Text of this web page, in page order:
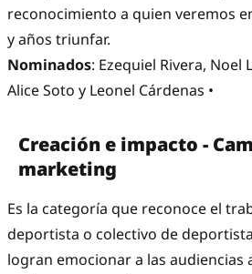
reconocimiento a quien veremos
y años triunfar.
Nominados: Ezequiel Rivera, Noel
Alice Soto y Leonel Cárdenas •
Creación e impacto -
marketing
Es la categoría que reconoce el
deportista o colectivo de
logran emocionar a las audiencias